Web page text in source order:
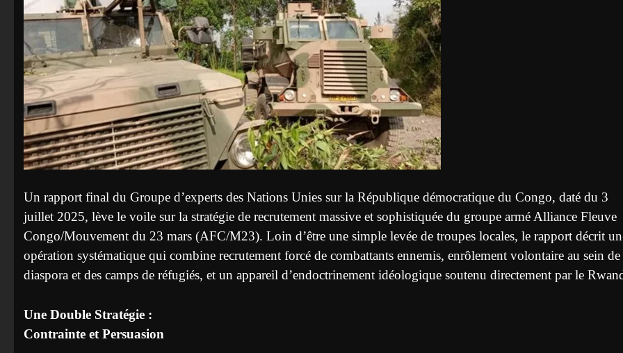
Un rapport final du Groupe d’experts des Nations Unies sur la République démocratique du Congo, daté du 3
juillet 2025, lève le voile sur la stratégie de recrutement massive et sophistiquée du groupe armé Alliance Fleuve
Congo/Mouvement du 23 mars (AFC/M23). Loin d’être une simple levée de troupes locales, le rapport décrit
opération systématique qui combine recrutement forcé de combattants ennemis, enrôlement volontaire au sein de
diaspora et des camps de réfugiés, et un appareil d’endoctrinement idéologique soutenu directement par le
Une Double Stratégie :
Contrainte et Persuasion